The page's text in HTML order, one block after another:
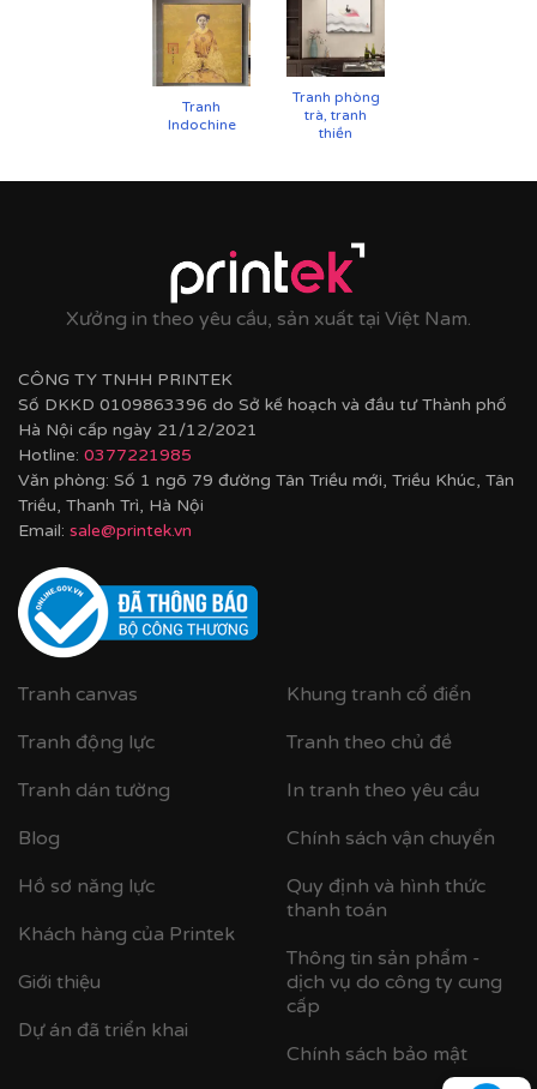
Cận cảnh tranh in trên chất liệu canvas công nghệ in
Chất liệu khung bền bỉ
Tranh được căng lên khung thông đã qua xử lý
Cận cảnh khung nhựa composite bản khung nhỏ
Tranh
Indochine
Tranh phòng
trà, tranh
thiền
Xưởng in theo yêu cầu, sản xuất tại Việt Nam.
CÔNG TY TNHH PRINTEK
Số DKKD 0109863396 do Sở kế hoạch và đầu tư Thành phố
Hà Nội cấp ngày 21/12/2021
Hotline: 0377221985
Văn phòng: Số 1 ngõ 79 đường Tân Triều mới, Triều Khúc, Tân
Triều, Thanh Trì, Hà Nội
Email: sale@printek.vn
Tranh canvas
Tranh động lực
Tranh dán tường
Blog
Hồ sơ năng lực
Khách hàng của Printek
Giới thiệu
Dự án đã triển khai
Khung tranh cổ điển
Tranh theo chủ đề
In tranh theo yêu cầu
Chính sách vận chuyển
Quy định và hình thức
thanh toán
Thông tin sản phẩm -
dịch vụ do công ty cung
cấp
Chính sách bảo mật